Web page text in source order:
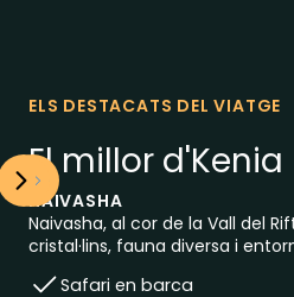
ELS DESTACATS DEL VIATGE
El millor d'Kenia
NAIVASHA
Naivasha, al cor de la Vall del
cristal·lins, fauna diversa i
Safari en barca